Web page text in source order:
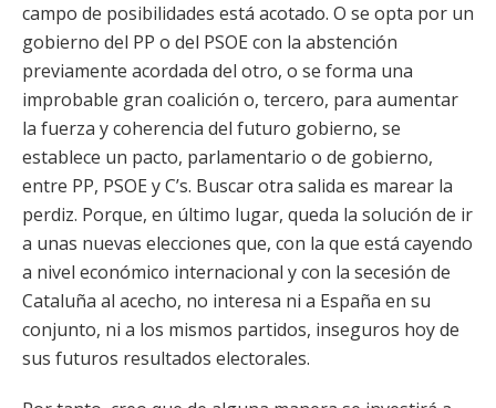
campo de posibilidades está acotado. O se opta por un
gobierno del PP o del PSOE con la abstención
previamente acordada del otro, o se forma una
improbable gran coalición o, tercero, para aumentar
la fuerza y coherencia del futuro gobierno, se
establece un pacto, parlamentario o de gobierno,
entre PP, PSOE y C’s. Buscar otra salida es marear la
perdiz. Porque, en último lugar, queda la solución de ir
a unas nuevas elecciones que, con la que está cayendo
a nivel económico internacional y con la secesión de
Cataluña al acecho, no interesa ni a España en su
conjunto, ni a los mismos partidos, inseguros hoy de
sus futuros resultados electorales.